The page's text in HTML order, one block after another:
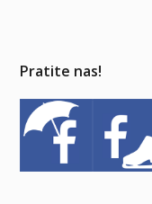
Pratite nas!